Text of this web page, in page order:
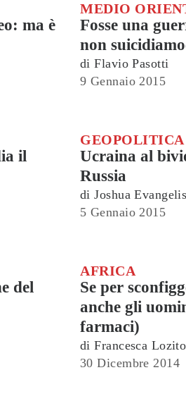
ma è
MEDIO
Fosse una
non
di Flavio Pasotti
9 Gennaio 2015
il
GEOPOLITICA
Ucraina al
Russia
di Joshua
5 Gennaio 2015
del
AFRICA
Se per
anche gli
farmaci)
di Francesca Lozito
30 Dicembre 2014